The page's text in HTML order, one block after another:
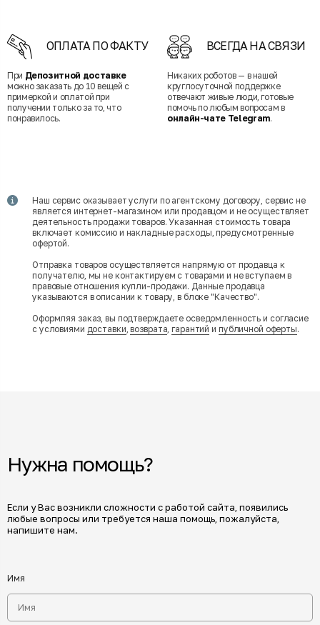
ОПЛАТА ПО ФАКТУ
При Депозитной доставке
можно заказать до 10 вещей с
примеркой и оплатой при
получении только за то, что
понравилось.
ВСЕГДА НА СВЯЗИ
Никаких роботов — в нашей
круглосуточной поддержке
отвечают живые люди, готовые
помочь по любым вопросам в
онлайн-чате Telegram.
Наш сервис оказывает услуги по агентскому договору, сервис не
является интернет-магазином или продавцом и не осуществляет
деятельность продажи товаров. Указанная стоимость товара
включает комиссию и накладные расходы, предусмотренные
офертой.
Отправка товаров осуществляется напрямую от продавца к
получателю, мы не контактируем с товарами и не вступаем в
правовые отношения купли-продажи. Данные продавца
указываются в описании к товару, в блоке "Качество".
Оформляя заказ, вы подтверждаете осведомленность и согласие
с условиями доставки,возврата,гарантий и публичной оферты.
Нужна помощь?
Если у Вас возникли сложности с работой сайта, появились
любые вопросы или требуется наша помощь, пожалуйста,
напишите нам.
Имя